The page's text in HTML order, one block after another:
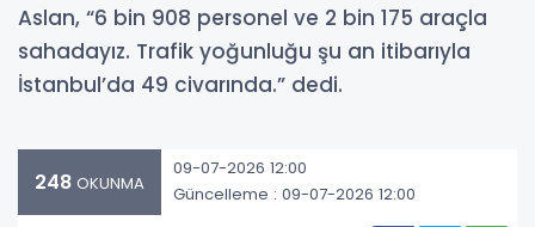
Aslan, “6 bin 908 personel ve 2 bin 175 araçla
sahadayız. Trafik yoğunluğu şu an itibarıyla
İstanbul’da 49 civarında.” dedi.
248 OKUNMA
09-07-2026 12:00
Güncelleme : 09-07-2026 12:00